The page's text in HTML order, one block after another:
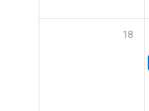
18